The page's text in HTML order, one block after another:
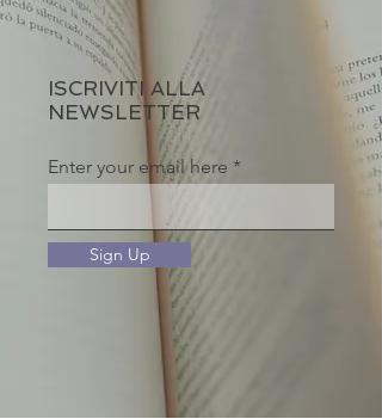
ISCRIVITI ALLA
NEWSLETTER
Enter your email here
Sign Up